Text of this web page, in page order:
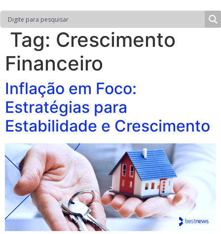
Tag: Crescimento
Financeiro
Inflação em Foco:
Estratégias para
Estabilidade e Crescimento